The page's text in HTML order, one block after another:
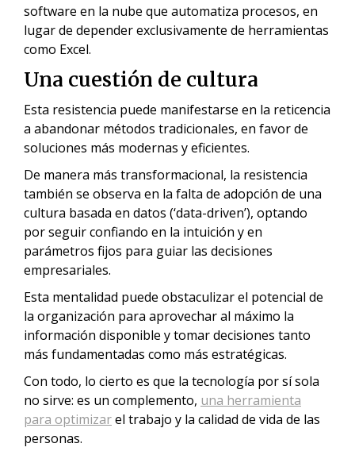
software en la nube que automatiza procesos, en
lugar de depender exclusivamente de herramientas
como Excel.
Una cuestión de cultura
Esta resistencia puede manifestarse en la reticencia
a abandonar métodos tradicionales, en favor de
soluciones más modernas y eficientes.
De manera más transformacional, la resistencia
también se observa en la falta de adopción de una
cultura basada en datos (‘data-driven’), optando
por seguir confiando en la intuición y en
parámetros fijos para guiar las decisiones
empresariales.
Esta mentalidad puede obstaculizar el potencial de
la organización para aprovechar al máximo la
información disponible y tomar decisiones tanto
más fundamentadas como más estratégicas.
Con todo, lo cierto es que la tecnología por sí sola
no sirve: es un complemento, una herramienta
para optimizarel trabajo y la calidad de vida de las
personas.